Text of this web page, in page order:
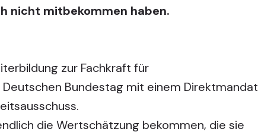
nicht mitbekommen haben.
zur Fachkraft für
Bundestag mit einem Direktmandat
die Wertschätzung bekommen, die sie